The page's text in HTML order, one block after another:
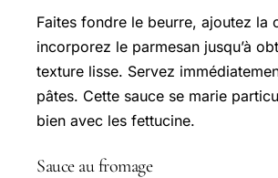
Faites fondre le beurre, ajoutez la
incorporez le parmesan jusqu’à
texture lisse. Servez
pâtes. Cette sauce se marie
bien avec les fettucine.
Sauce au fromage